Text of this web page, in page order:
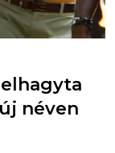
néven